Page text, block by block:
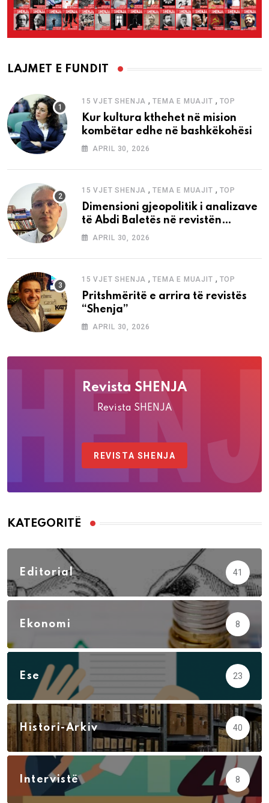
LAJMET E FUNDIT
15 VJET SHENJA ,TEMA E MUAJIT , TOP
Kur kultura kthehet në mision
kombëtar edhe në bashkëkohësi
APRIL 30, 2026
15 VJET SHENJA ,TEMA E MUAJIT , TOP
Dimensioni gjeopolitik i analizave
të Abdi Baletës në revistën
“Shenja”
APRIL 30, 2026
15 VJET SHENJA ,TEMA E MUAJIT , TOP
Pritshmëritë e arrira të revistës
“Shenja”
APRIL 30, 2026
Revista SHENJA
Revista SHENJA
REVISTA SHENJA
KATEGORITË
Editorial 41
Ekonomi 8
Ese 23
Histori-Arkiv 40
Intervistë 8